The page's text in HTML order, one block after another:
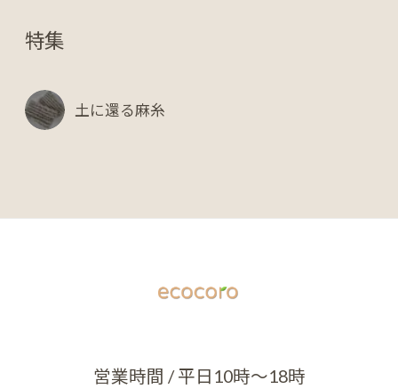
特集
土に還る麻糸
営業時間 / 平日10時～18時